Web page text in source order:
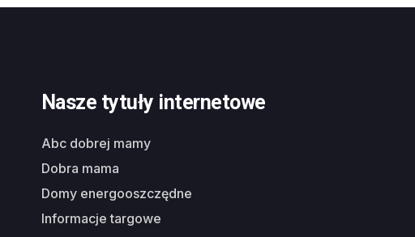
Nasze tytuły internetowe
abc dobrej mamy
dobra mama
domy energooszczędne
informacje targowe